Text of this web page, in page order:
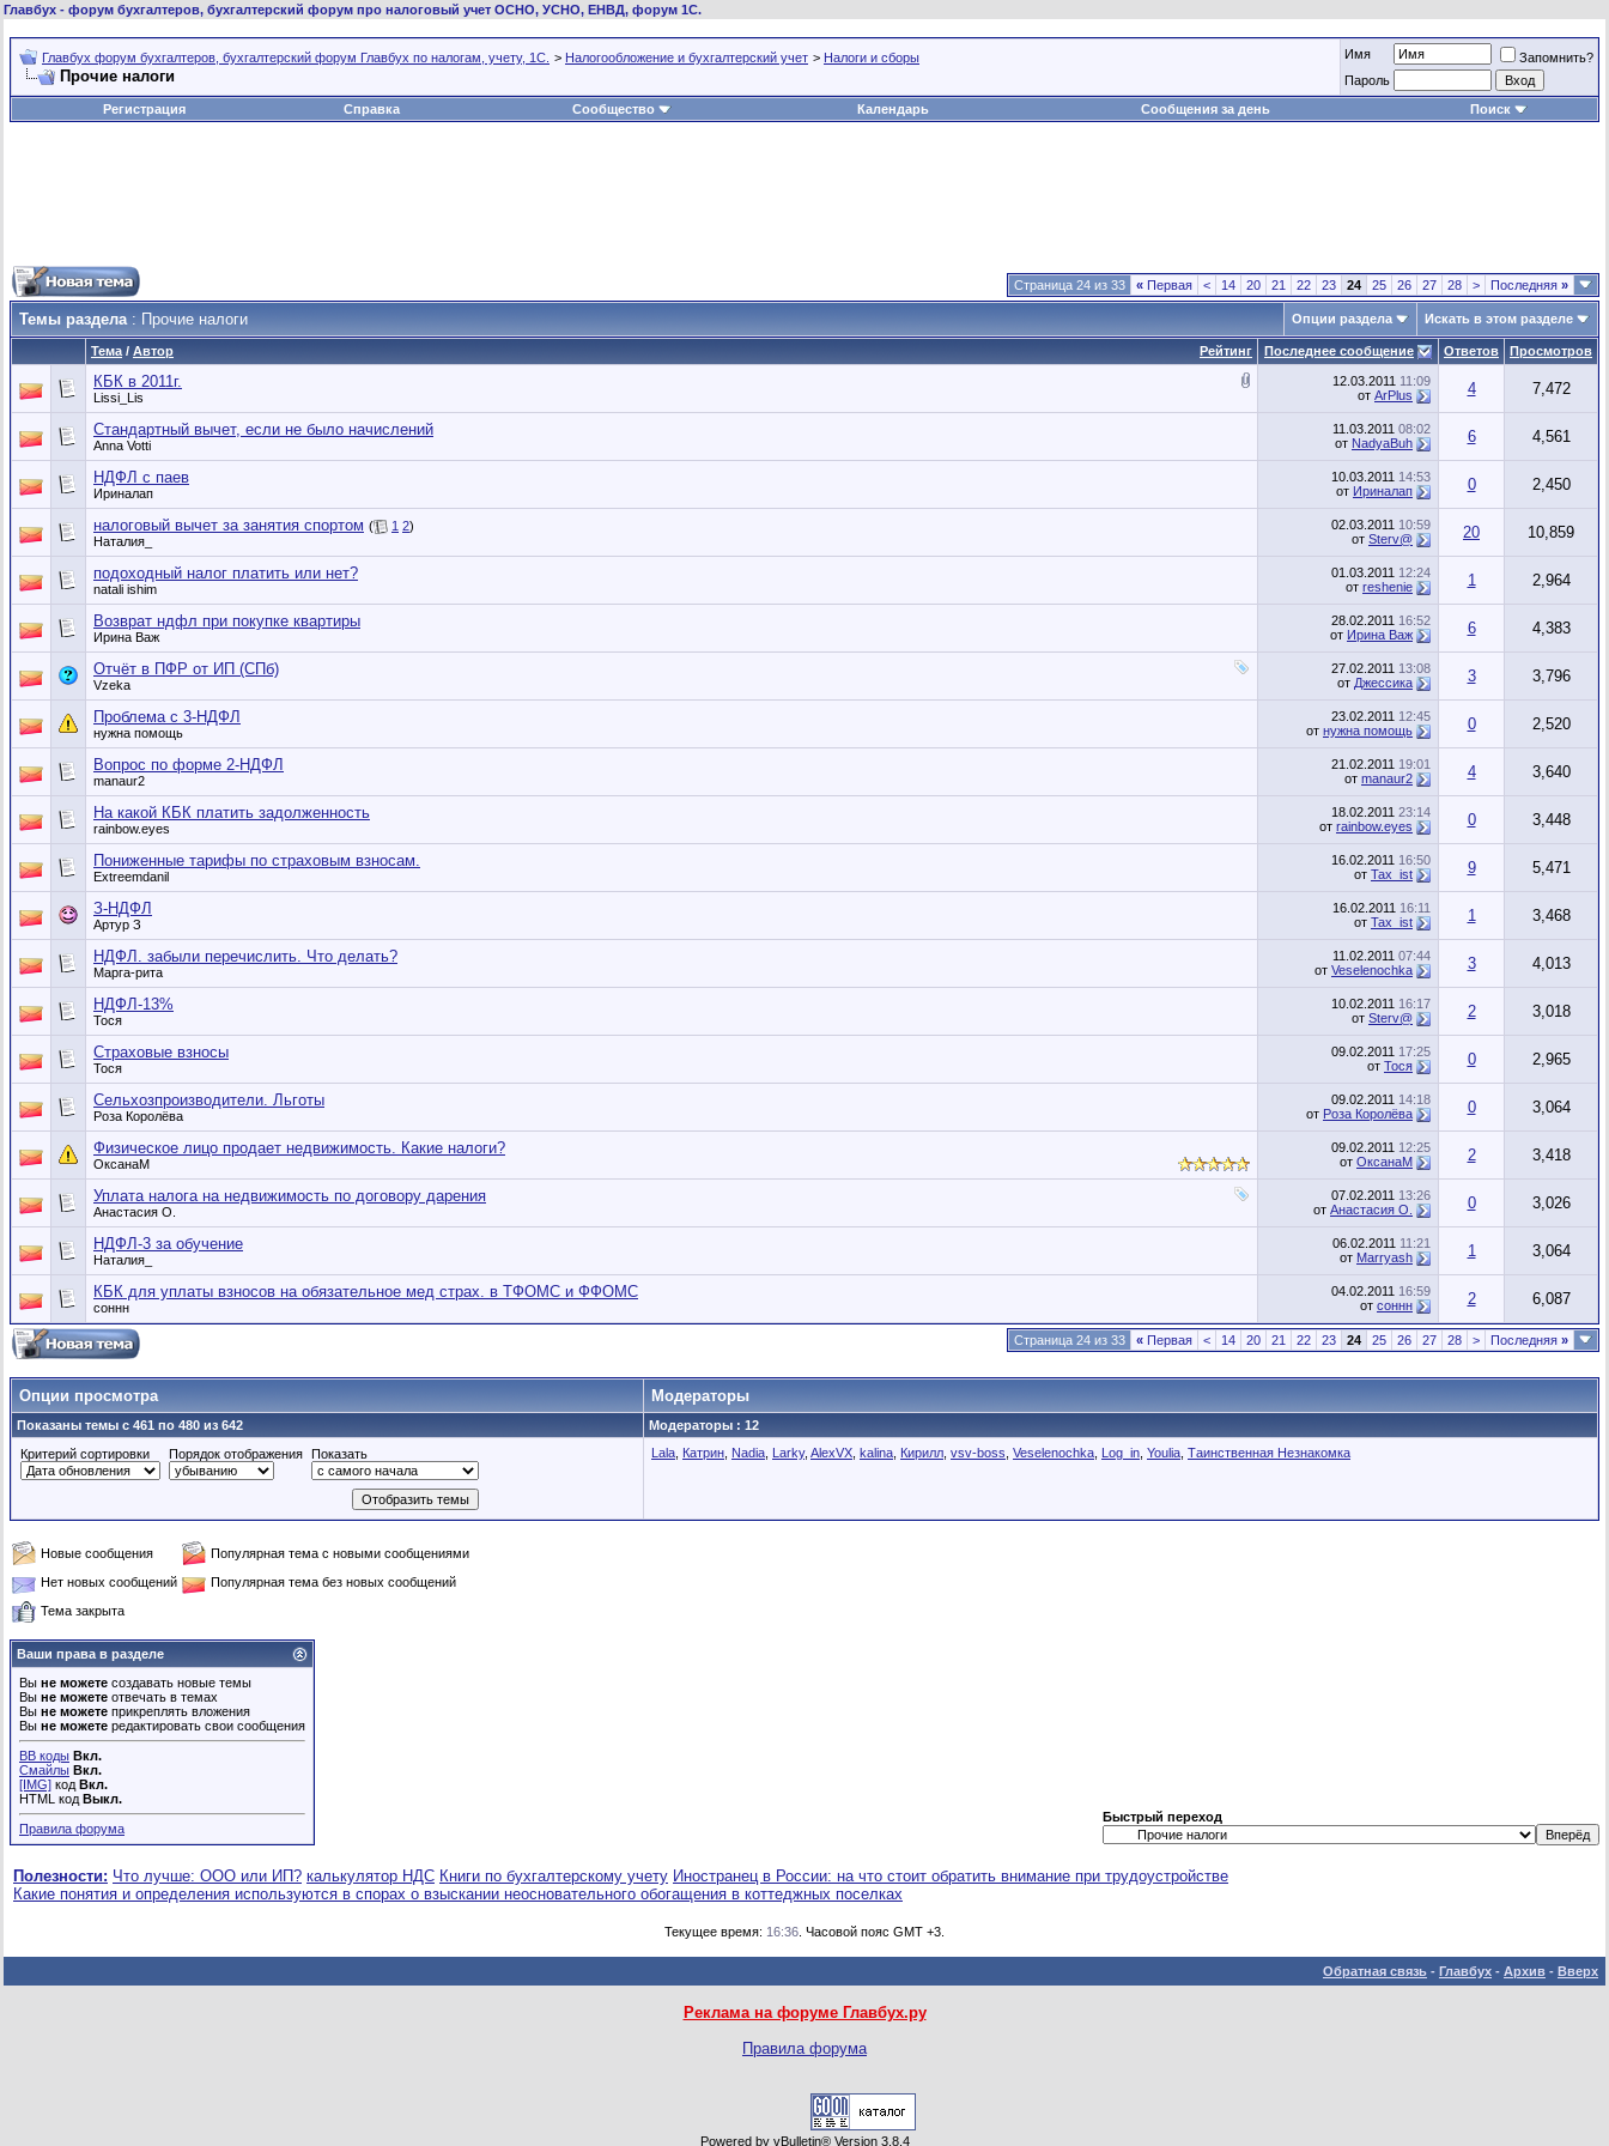
Главбух - форум бухгалтеров, бухгалтерский форум про налоговый учет ОСНО, УСНО, ЕНВД, форум 1С.
Главбух форум бухгалтеров, бухгалтерский форум Главбух по налогам, учету, 1С. > Налогообложение и бухгалтерский учет > Налоги и сборы
Прочие налоги
Имя
Запомнить?
Пароль
Регистрация
Справка Сообщество Календарь Сообщения за день Поиск
Страница 24 из 33 « Первая < 14 20 21 22 23 24 25 26 27 28 > Последняя »
Темы раздела: Прочие налоги Опции раздела Искать в этом разделе
Рейтинг
Тема / Автор Последнее сообщение Ответов Просмотров
КБК в 2011г.
Lissi_Lis
12.03.2011 11:09
от ArPlus 4 7,472
Стандартный вычет, если не было начислений
Anna Votti
11.03.2011 08:02
от NadyaBuh 6 4,561
НДФЛ с паев
Ириналап
10.03.2011 14:53
от Ириналап 0 2,450
налоговый вычет за занятия спортом ( 1 2)
Наталия_
02.03.2011 10:59
от Sterv@ 20 10,859
подоходный налог платить или нет?
natali ishim
01.03.2011 12:24
от reshenie 1 2,964
Возврат ндфл при покупке квартиры
Ирина Важ
28.02.2011 16:52
от Ирина Важ 6 4,383
Отчёт в ПФР от ИП (СПб)
Vzeka
27.02.2011 13:08
от Джессика 3 3,796
Проблема с 3-НДФЛ
нужна помощь
23.02.2011 12:45
от нужна помощь 0 2,520
Вопрос по форме 2-НДФЛ
manaur2
21.02.2011 19:01
от manaur2 4 3,640
На какой КБК платить задолженность
rainbow.eyes
18.02.2011 23:14
от rainbow.eyes 0 3,448
Пониженные тарифы по страховым взносам.
Extreemdanil
16.02.2011 16:50
от Tax_ist 9 5,471
З-НДФЛ
Артур З
16.02.2011 16:11
от Tax_ist 1 3,468
НДФЛ. забыли перечислить. Что делать?
Марга-рита
11.02.2011 07:44
от Veselenochka 3 4,013
НДФЛ-13%
Тося
10.02.2011 16:17
от Sterv@ 2 3,018
Страховые взносы
Тося
09.02.2011 17:25
от Тося 0 2,965
Сельхозпроизводители. Льготы
Роза Королёва
09.02.2011 14:18
от Роза Королёва 0 3,064
Физическое лицо продает недвижимость. Какие налоги?
ОксанаМ
09.02.2011 12:25
от ОксанаМ 2 3,418
Уплата налога на недвижимость по договору дарения
Анастасия О.
07.02.2011 13:26
от Анастасия О. 0 3,026
НДФЛ-3 за обучение
Наталия_
06.02.2011 11:21
от Marryash 1 3,064
КБК для уплаты взносов на обязательное мед страх. в ТФОМС и ФФОМС
соннн
04.02.2011 16:59
от соннн 2 6,087
Страница 24 из 33 « Первая < 14 20 21 22 23 24 25 26 27 28 > Последняя »
Опции просмотра Модераторы
Показаны темы с 461 по 480 из 642
Модераторы : 12
Критерий сортировки
Порядок отображения Показать Lala Катрин Nadia Larky, AlexVX kalina Кирилл vsv-boss Veselenochka Log_in Youlia Таинственная Незнакомка
Новые сообщения
Популярная тема с новыми сообщениями
Нет новых сообщений
Популярная тема без новых сообщений
Тема закрыта
Ваши права в разделе
Вы не можете создавать новые темы
Вы не можете отвечать в темах
Вы не можете прикреплять вложения
Вы не можете редактировать свои сообщения
BB коды Вкл.
Смайлы Вкл.
[IMG] код Вкл.
HTML код Выкл.
Правила форума
Быстрый переход
Полезности: Что лучше: ООО или ИП? калькулятор НДС Книги по бухгалтерскому учету Иностранец в России: на что стоит обратить внимание при трудоустройстве
Какие понятия и определения используются в спорах о взыскании неосновательного обогащения в коттеджных поселках
Текущее время: 16:36 . Часовой пояс GMT +3.
Обратная связь - Главбух - Архив - Вверх
Реклама на форуме Главбух.ру
Правила форума
Powered by vBulletin® Version 3.8.4